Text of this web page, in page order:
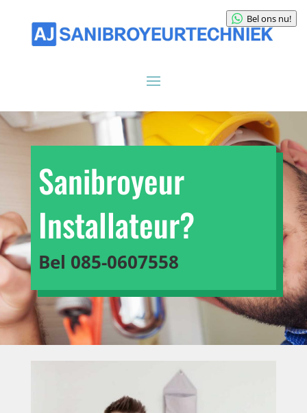
Sanibroyeur
Installateur?
Bel 085-0607558
Bel ons nu!